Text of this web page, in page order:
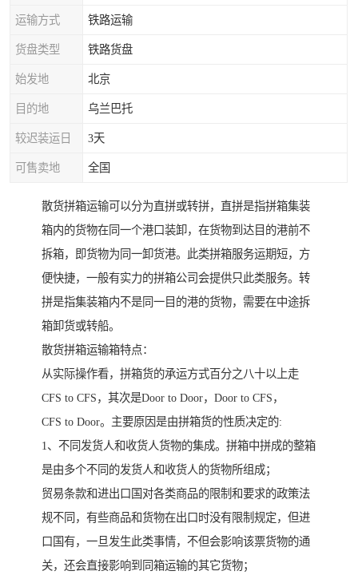
运输方式 铁路运输
货盘类型 铁路货盘
始发地 北京
目的地 乌兰巴托
较迟装运日 3天
可售卖地 全国
散货拼箱运输可以分为直拼或转拼，直拼是指拼箱集装
箱内的货物在同一个港口装卸，在货物到达目的港前不
拆箱，即货物为同一卸货港。此类拼箱服务运期短，方
便快捷，一般有实力的拼箱公司会提供只此类服务。转
拼是指集装箱内不是同一目的港的货物，需要在中途拆
箱卸货或转船。
散货拼箱运输箱特点：
从实际操作看，拼箱货的承运方式百分之八十以上走
CFS to CFS，其次是Door to Door，Door to CFS，
CFS to Door。主要原因是由拼箱货的性质决定的:
1、不同发货人和收货人货物的集成。拼箱中拼成的整箱
是由多个不同的发货人和收货人的货物所组成；
贸易条款和进出口国对各类商品的限制和要求的政策法
规不同，有些商品和货物在出口时没有限制规定，但进
口国有，一旦发生此类事情，不但会影响该票货物的通
关，还会直接影响到同箱运输的其它货物；